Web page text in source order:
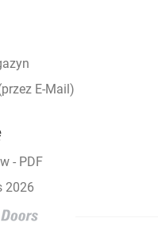
E-Mail)
- PDF
2026